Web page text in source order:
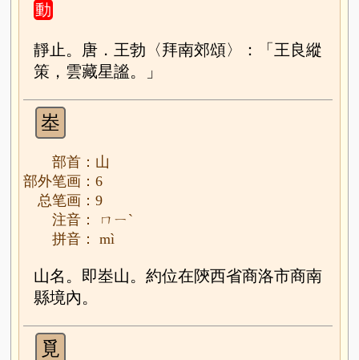
動
靜止。唐．王勃〈拜南郊頌〉：「王良縱
策，雲藏星謐。」
峚
部首：山
部外笔画：6
总笔画：9
注音： ㄇㄧˋ
拼音： mì
山名。即峚山。約位在陝西省商洛市商南
縣境內。
覓